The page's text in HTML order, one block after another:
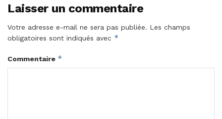
Laisser un commentaire
Votre adresse e-mail ne sera pas publiée. Les champs
obligatoires sont indiqués avec *
Commentaire *